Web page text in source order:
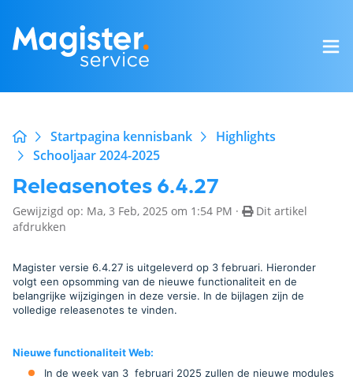
Startpagina kennisbank
Highlights
Schooljaar 2024-2025
Releasenotes 6.4.27
Gewijzigd op: Ma, 3 Feb, 2025 om 1:54 PM ·
Dit artikel
afdrukken
Magister versie 6.4.27 is uitgeleverd op 3 februari. Hieronder
volgt een opsomming van de nieuwe functionaliteit en de
belangrijke wijzigingen in deze versie. In de bijlagen zijn de
volledige releasenotes te vinden.
Nieuwe functionaliteit Web:
In de week van 3 februari 2025 zullen de nieuwe modules